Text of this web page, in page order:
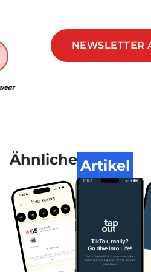
NEWSLETTER
ÄhnlicheArtikel